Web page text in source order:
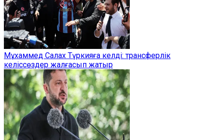
Мұхаммед Салах Түркияға келді: трансферлік
келіссөздер жалғасып жатыр